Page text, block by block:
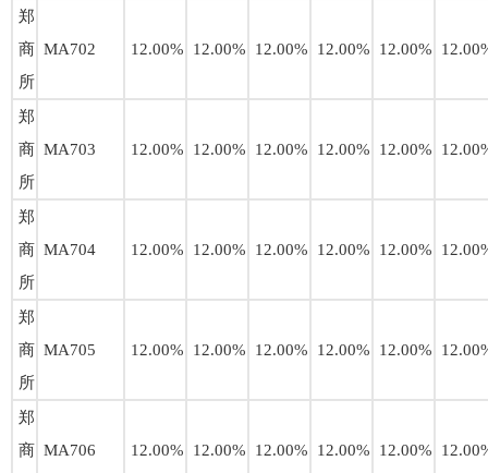
郑
商
所
MA702 12.00% 12.00% 12.00% 12.00% 12.00%
郑
商
所
MA703 12.00% 12.00% 12.00% 12.00% 12.00%
郑
商
所
MA704 12.00% 12.00% 12.00% 12.00% 12.00%
郑
商
所
MA705 12.00% 12.00% 12.00% 12.00% 12.00%
郑
商 MA706 12.00% 12.00% 12.00% 12.00% 12.00%